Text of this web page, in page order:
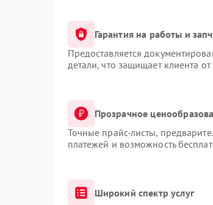
Гарантия на работы и
Предоставляется
детали, что защищает клиента
Прозрачное
Точные прайс-листы,
платежей и возможность
Широкий спектр услуг